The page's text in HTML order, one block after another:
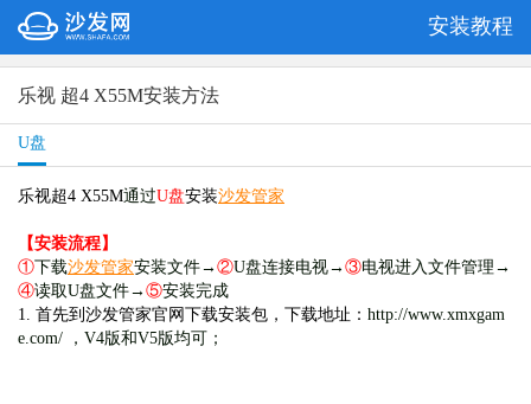
安装教程
乐视 超4 X55M安装方法
U盘
乐视超4 X55M通过U盘安装沙发管家
【安装流程】
①下载沙发管家安装文件→ ②U盘连接电视→ ③电视进入文件管理→
④读取U盘文件→ ⑤安装完成
1. 首先到沙发管家官网下载安装包，下载地址： http://www.xmxgam
e.com/ ，V4版和V5版均可；